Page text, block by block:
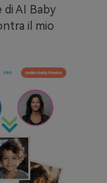
AI Baby
il mio